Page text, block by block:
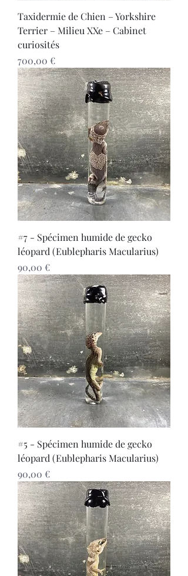
Taxidermie de Chien – Yorkshire
Terrier – Milieu XXe – Cabinet
curiosités
Prix
700,00 €
#7 - Spécimen humide de gecko
léopard (Eublepharis Macularius)
Prix
90,00 €
#5 - Spécimen humide de gecko
léopard (Eublepharis Macularius)
Prix
90,00 €